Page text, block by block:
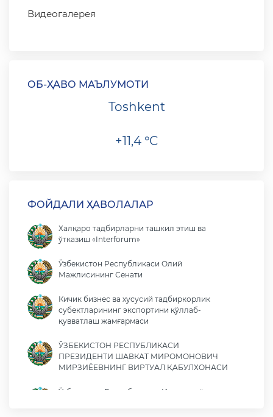
Видеогалерея
ОБ-ҲАВО МАЪЛУМОТИ
Toshkent
+11,4 °C
ФОЙДАЛИ ҲАВОЛАЛАР
Халқаро тадбирларни ташкил этиш ва
ўтказиш «Interforum»
Ўзбекистон Республикаси Олий
Мажлисининг Сенати
Кичик бизнес ва хусусий тадбиркорлик
субектларининг экспортини қўллаб-
қувватлаш жамғармаси
ЎЗБЕКИСТОН РЕСПУБЛИКАСИ
ПРЕЗИДЕНТИ ШАВКАТ МИРОМОНОВИЧ
МИРЗИЁЕВНИНГ ВИРТУАЛ ҚАБУЛХОНАСИ
Ўзбекистон Республикаси Иқтисодиёт ва